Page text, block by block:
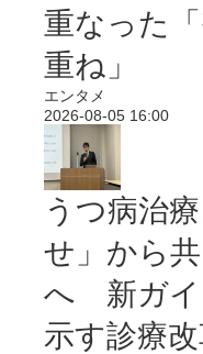
重なった
重ね」
エンタメ
2026-08-05 16:00
うつ病治
せ」から
へ 新ガイ
示す診療